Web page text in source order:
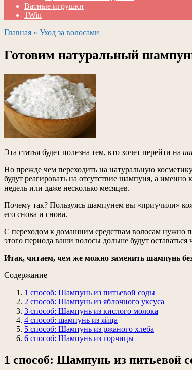
Ватные игрушки
1Win
Главная » Уход за волосами
Готовим натуральный
Эта статья будет полезна тем, кто хочет перейти на
Но прежде чем переходить на натуральную
будут реагировать на отсутствие шампуня, а
недель или даже несколько месяцев.
Почему так? Пользуясь шампунем вы «приучили»
его снова и снова.
С переходом к домашним средствам волосам нужно
этого периода ваши волосы дольше будут
Итак, читаем, чем же можно заменить шампунь
Содержание
1 способ: Шампунь из питьевой соды
2 способ: Шампунь из яблочного уксуса
3 способ: Шампунь из кислого молока
4 способ: шампунь из яйца
5 способ: Шампунь из ржаного хлеба
6 способ: Шампунь из горчицы
1 способ: Шампунь из питьевой